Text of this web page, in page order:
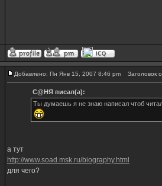
Добавлено: Пн Янв 15, 2007 8:46 pm Заголовок
С@НЯ писал(а):
Ты думаешь я не знаю написал чтоб
а тут
http://www.soad.msk.ru/biography.html
для чего?